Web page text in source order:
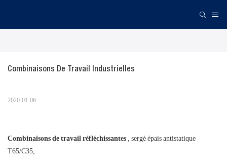
Combinaisons De Travail Industrielles
2020-01-06
Combinaisons de travail réfléchissantes , sergé épais antistatique
T65/C35,